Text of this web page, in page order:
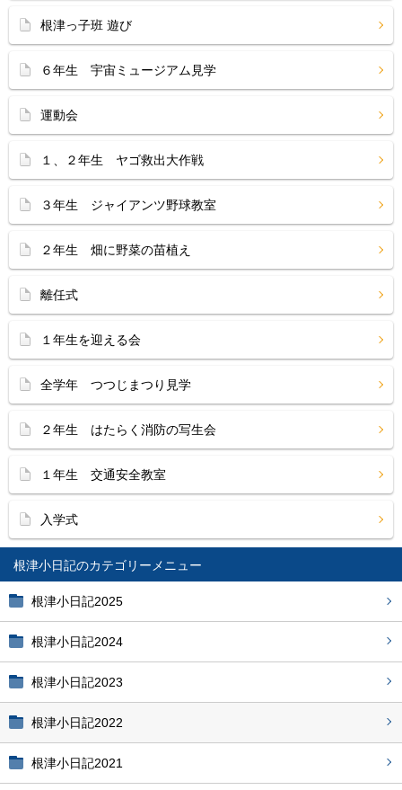
根津小日記
根津小日記2025
根津小日記2024
根津小日記2023
根津小日記2022
根津小日記2021
根津っ子班 遊び
６年生 宇宙ミュージアム見学
運動会
１、２年生 ヤゴ救出大作戦
３年生 ジャイアンツ野球教室
２年生 畑に野菜の苗植え
離任式
１年生を迎える会
全学年 つつじまつり見学
２年生 はたらく消防の写生会
１年生 交通安全教室
入学式